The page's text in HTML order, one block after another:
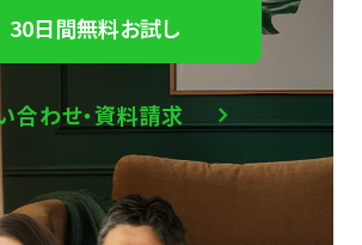
30日間無料お試し
合わせ・資料請求